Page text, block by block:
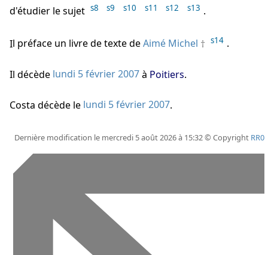
d'étudier le sujet s8 s9 s10 s11 s12 s13 .
Il préface un livre de texte deAimé Michel s14 .
Il décède lundi 5 février 2007à Poitiers.
Costa décède le lundi 5 février 2007.
Dernière modification le mercredi 5 août 2026 à 15:32 © Copyright RR0